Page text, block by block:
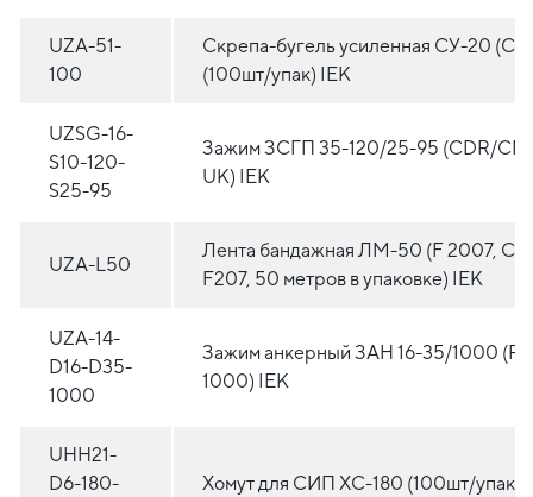
UZA-51-
100
Скрепа-бугель усиленная СУ-20
(100шт/упак) IEK
UZSG-16-
S10-120-
S25-95
Зажим ЗСГП 35-120/25-95 (CDR/CN
UK) IEK
UZA-L50
Лента бандажная ЛМ-50 (F 2007,
F207, 50 метров в упаковке) IEK
UZA-14-
D16-D35-
1000
Зажим анкерный ЗАН 16-35/1000 (PA
1000) IEK
UHH21-
D6-180-
Хомут для СИП ХС-180 (100шт/упак)